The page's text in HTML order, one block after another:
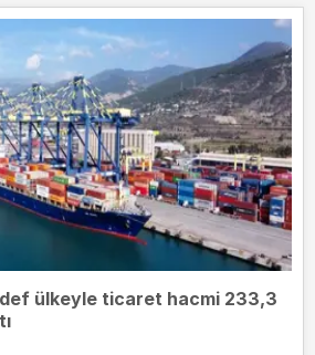
ülkeyle ticaret hacmi 233,3